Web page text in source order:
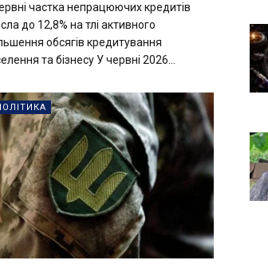
частка непрацюючих кредитів
до 12,8% на тлі активного
обсягів кредитування
та бізнесу У червні 2026...